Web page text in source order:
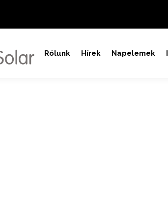
Rólunk Hírek Napelemek